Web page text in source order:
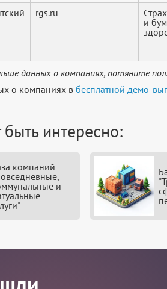
rgs.ru
и
данных о компаниях, потяните
о компаниях вбесплатной демо-
интересно:
компаний
и